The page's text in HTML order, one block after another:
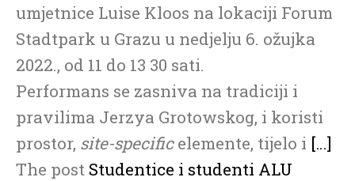
umjetnice Luise Kloos na lokaciji Forum
Stadtpark u Grazu u nedjelju 6. ožujka
2022., od 11 do 13 30 sati.
Performans se zasniva na tradiciji i
pravilima Jerzya Grotowskog, i koristi
prostor, site-specificelemente, tijelo i […]
The post Studentice i studenti ALU